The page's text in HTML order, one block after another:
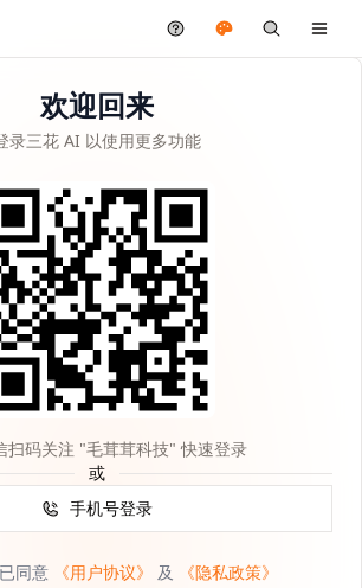
欢迎回来
录三花 AI 以使用更多功能
手机号登录
或
扫码关注 "毛茸茸科技" 快速登录
同意 《用户协议》 及 《隐私政策》